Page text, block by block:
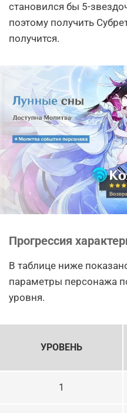
становился бы 5-
поэтому получить
получится.
Прогрессия
В таблице ниже
параметры персонажа
уровня.
УРОВЕНЬ
1